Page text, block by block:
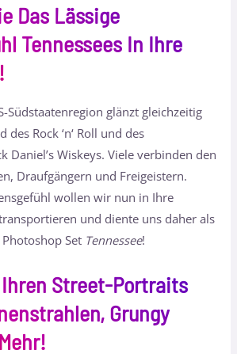
Das Lässige
Tennessees In Ihre
Südstaatenregion glänzt gleichzeitig
des Rock ‘n‘ Roll und des
Daniel’s Wiskeys. Viele verbinden den
Draufgängern und Freigeistern.
wollen wir nun in Ihre
und diente uns daher als
Set Tennessee!
Ihren Street-Portraits
Grungy